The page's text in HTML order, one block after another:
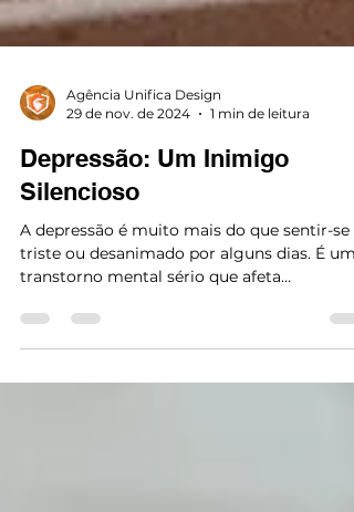
29 de nov. de 2024
1 min de leitura
Depressão: Um Inimigo
Silencioso
A depressão é muito mais do que sentir-se
transtorno mental sério que afeta
profundamente o...